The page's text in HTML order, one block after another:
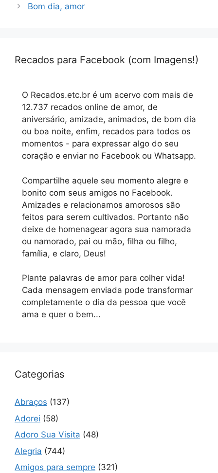
Bom dia, amor
Recados para Facebook (com Imagens!)
O Recados.etc.br é um acervo com mais de
12.737 recados online de amor, de
aniversário, amizade, animados, de bom dia
ou boa noite, enfim, recados para todos os
momentos - para expressar algo do seu
coração e enviar no Facebook ou Whatsapp.
Compartilhe aquele seu momento alegre e
bonito com seus amigos no Facebook.
Amizades e relacionamos amorosos são
feitos para serem cultivados. Portanto não
deixe de homenagear agora sua namorada
ou namorado, pai ou mão, filha ou filho,
família, e claro, Deus!
Plante palavras de amor para colher vida!
Cada mensagem enviada pode transformar
completamente o dia da pessoa que você
ama e quer o bem...
Categorias
Abraços (137)
Adorei (58)
Adoro Sua Visita (48)
Alegria (744)
Amigos para sempre (321)